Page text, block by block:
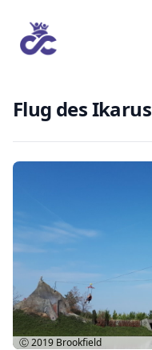
Flug des Ikarus
Ⓒ 2019 Brookfield